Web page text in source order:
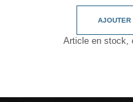
AJOUTER
Article en stock,